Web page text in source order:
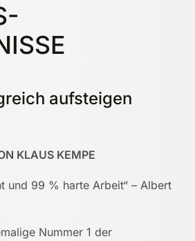
aufsteigen
KLAUS KEMPE
und 99 % harte Arbeit“ – Albert
Nummer 1 der